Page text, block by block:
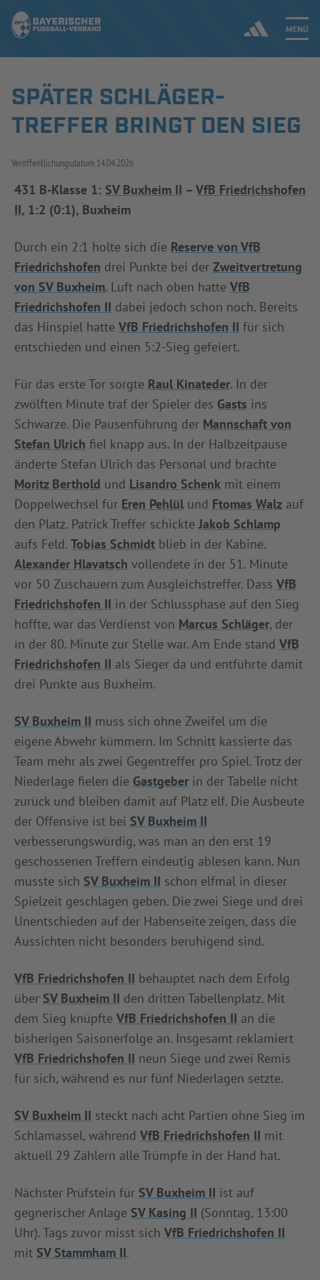
MENÜ
Jetzt einloggen
SPIELBETRIEB & VERBANDSLEBEN
AUSBILDUNG & FÖRDERUNG
DER VERBAND
SPÄTER SCHLÄGER-
TREFFER BRINGT DEN SIEG
Veröffentlichungsdatum 14.04.2026
431 B-Klasse 1: SV Buxheim II – VfB Friedrichshofen
II, 1:2 (0:1), Buxheim
Durch ein 2:1 holte sich die Reserve von VfB
Friedrichshofen drei Punkte bei der Zweitvertretung
von SV Buxheim. Luft nach oben hatte VfB
Friedrichshofen II dabei jedoch schon noch. Bereits
das Hinspiel hatte VfB Friedrichshofen II für sich
entschieden und einen 5:2-Sieg gefeiert.
Für das erste Tor sorgte Raul Kinateder. In der
zwölften Minute traf der Spieler des Gasts ins
Schwarze. Die Pausenführung der Mannschaft von
Stefan Ulrich fiel knapp aus. In der Halbzeitpause
änderte Stefan Ulrich das Personal und brachte
Moritz Berthold und Lisandro Schenk mit einem
Doppelwechsel für Eren Pehlül und Ftomas Walz auf
den Platz. Patrick Treffer schickte Jakob Schlamp
aufs Feld. Tobias Schmidt blieb in der Kabine.
Alexander Hlavatsch vollendete in der 51. Minute
vor 50 Zuschauern zum Ausgleichstreffer. Dass VfB
Friedrichshofen II in der Schlussphase auf den Sieg
hoffte, war das Verdienst von Marcus Schläger, der
in der 80. Minute zur Stelle war. Am Ende stand VfB
Friedrichshofen II als Sieger da und entführte damit
drei Punkte aus Buxheim.
SV Buxheim II muss sich ohne Zweifel um die
eigene Abwehr kümmern. Im Schnitt kassierte das
Team mehr als zwei Gegentreffer pro Spiel. Trotz der
Niederlage fielen die Gastgeber in der Tabelle nicht
zurück und bleiben damit auf Platz elf. Die Ausbeute
der Offensive ist bei SV Buxheim II
verbesserungswürdig, was man an den erst 19
geschossenen Treffern eindeutig ablesen kann. Nun
musste sich SV Buxheim II schon elfmal in dieser
Spielzeit geschlagen geben. Die zwei Siege und drei
Unentschieden auf der Habenseite zeigen, dass die
Aussichten nicht besonders beruhigend sind.
VfB Friedrichshofen II behauptet nach dem Erfolg
über SV Buxheim II den dritten Tabellenplatz. Mit
dem Sieg knüpfte VfB Friedrichshofen II an die
bisherigen Saisonerfolge an. Insgesamt reklamiert
VfB Friedrichshofen II neun Siege und zwei Remis
für sich, während es nur fünf Niederlagen setzte.
SV Buxheim II steckt nach acht Partien ohne Sieg im
Schlamassel, während VfB Friedrichshofen II mit
aktuell 29 Zählern alle Trümpfe in der Hand hat.
Nächster Prüfstein für SV Buxheim II ist auf
gegnerischer Anlage SV Kasing II (Sonntag, 13:00
Uhr). Tags zuvor misst sich VfB Friedrichshofen II
mit SV Stammham II.